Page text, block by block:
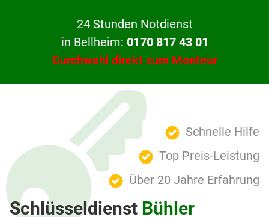
24 Stunden Notdienst
in Bellheim: 0170 817 43 01
Durchwahl direkt zum Monteur
Schnelle Hilfe
Top Preis-Leistung
Über 20 Jahre Erfahrung
Schlüsseldienst Bühler